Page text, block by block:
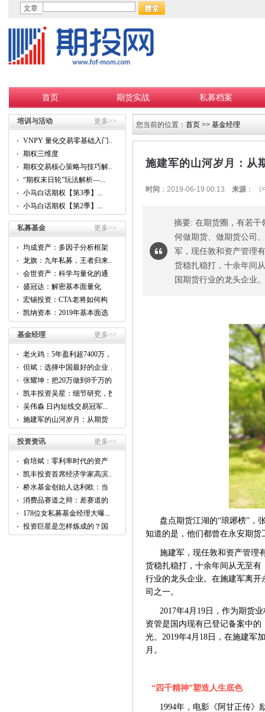
文章
首页 期货实战 私募档案
培训与活动 更多>>
VNPY 量化交易零基础入门...
期权三维度
期权交易核心策略与技巧解...
“期权末日轮”玩法解析—...
小马白话期权【第3季】...
小马白话期权【第2季】...
私募基金 更多>>
均成资产：多因子分析框架
的...
龙旗：九年私募，王者归来...
会世资产：科学与量化的通
用...
盛冠达：解密基本面量化
CTA...
宏锡投资：CTA老将如何构
建...
凯纳资本：2019年基本面选
股...
基金经理
更多>>
老火鸡：5年盈利超7400万，
他...
但斌：选择中国最好的企业，
跟...
张耀坤：把20万做到8千万的...
凯丰投资吴星：细节研究，投
资...
吴伟淼 日内短线交易冠军...
施建军的山河岁月：从期货
到...
投资资讯
更多>>
俞培斌：零利率时代的资产
配...
凯丰投资首席经济学家高滨...
桥水基金创始人达利欧：当
前...
消费品赛道之辩：差赛道的
好...
178位女私募基金经理大曝...
投资巨星是怎样炼成的？国
内...
您当前的位置： 首页 >> 基金经理
施建军的山河岁月：从
时间 ：2019-06-19 00:13 来源： 《
摘要: 在期货圈，有若干
何做期货、做期货公司
军，现任敦和资产管理
货稳扎稳打，十余年间
国期货行业的龙头企业。
盘点期货江湖的“琅琊榜”，
知道的是，他们都曾在永安期
施建军，现任敦和资产管理
货稳扎稳打，十余年间从无至
行业的龙头企业。在施建军离
司之一。
2017年4月19日，作为期货
资管是国内现有已登记备案中
光。 2019年4月18日，在施建军
月。
“四千精神”塑造人生底色
1994年，电影《阿甘正传》